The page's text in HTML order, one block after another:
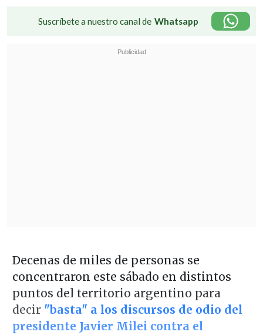
Suscríbete a nuestro canal de Whatsapp
Decenas de miles de personas se
concentraron este sábado en distintos
puntos del territorio argentino para
decir "basta" a los discursos de odio del
presidente Javier Milei contra el